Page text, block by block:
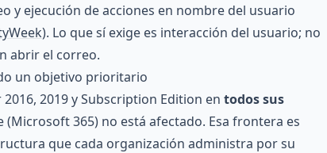
y ejecución de acciones en nombre del usuario
). Lo que sí exige es interacción del usuario; no
abrir el correo.
un objetivo prioritario
2019 y Subscription Edition en todos sus
(Microsoft 365) no está afectado. Esa frontera es
que cada organización administra por su